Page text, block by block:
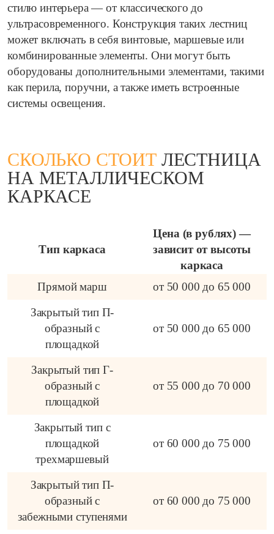
стилю интерьера — от классического до
ультрасовременного. Конструкция таких лестниц
может включать в себя винтовые, маршевые или
комбинированные элементы. Они могут быть
оборудованы дополнительными элементами, такими
как перила, поручни, а также иметь встроенные
системы освещения.
СКОЛЬКО СТОИТЛЕСТНИЦА
НА МЕТАЛЛИЧЕСКОМ
КАРКАСЕ
Тип каркаса
Цена (в рублях) —
зависит от высоты
каркаса
Прямой марш
от 50 000 до 65 000
Закрытый тип П-
образный с
площадкой
от 50 000 до 65 000
Закрытый тип Г-
образный с
площадкой
от 55 000 до 70 000
Закрытый тип с
площадкой
трехмаршевый
от 60 000 до 75 000
Закрытый тип П-
образный с
забежными ступенями
от 60 000 до 75 000